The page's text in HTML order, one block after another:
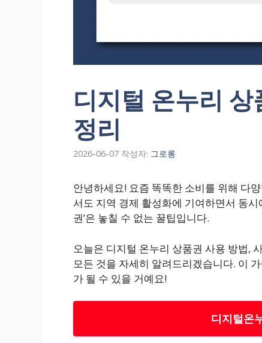
디지털 온누리
정리
2026-06-07 작성자: 그로롱
안녕하세요! 요즘 똑똑한 소비를 위해 다
서도 지역 경제 활성화에 기여하면서 동
권’은 놓칠 수 없는 꿀팁입니다.
오늘은 디지털 온누리 상품권 사용 방법,
모든 것을 자세히 알려드리겠습니다. 이
가 될 수 있을 거예요!
디지털온